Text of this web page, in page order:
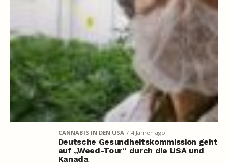
CANNABIS IN DEN USA 4 Jahren ago
Deutsche Gesundheitskommission geht
auf „Weed-Tour“ durch die USA und
Kanada